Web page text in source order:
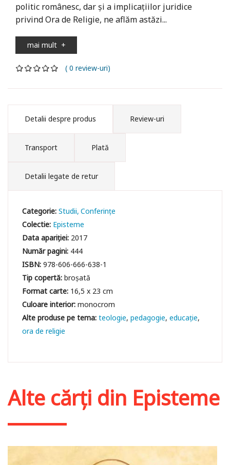
politic românesc, dar și a implicațiilor juridice
privind Ora de Religie, ne aflăm astăzi...
mai mult +
( 0 review-uri)
Detalii despre produs Review-uri
Transport Plată
Detalii legate de retur
Categorie:Studii Conferințe
Colectie: Episteme
Data apariției: 2017
Număr pagini: 444
ISBN:978-606-666-638-1
Tip copertă:broșată
Format carte: 16,5 x 23 cm
Culoare interior:monocrom
teologie pedagogie educaţie
ora de religie
Alte cărți din Episteme